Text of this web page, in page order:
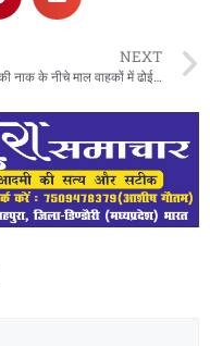
NEXT
पुलिस की नाक के नीचे माल वाहकों में ढोई जा रही सवारिया, दो दर्जन मौतो से पुलिस प्रशासन ने नहीं लिया सबक